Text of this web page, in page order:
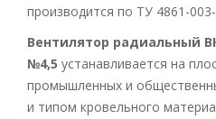
производится по ТУ 4861-
Вентилятор радиальный
№4,5 устанавливается на
промышленных и
и типом кровельного